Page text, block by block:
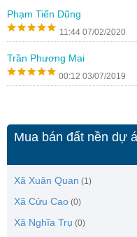
Phạm Tiến Dũng
11:44 07/02/2020
Trần Phương Mai
00:12 03/07/2019
Mua bán đất nền dự
Xã Xuân Quan (1)
Xã Cửu Cao (0)
Xã Nghĩa Trụ (0)